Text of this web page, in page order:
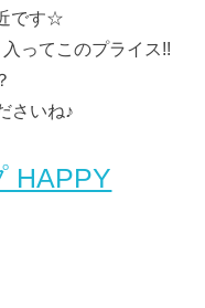
です☆
ってこのプライス!!
さいね♪
HAPPY